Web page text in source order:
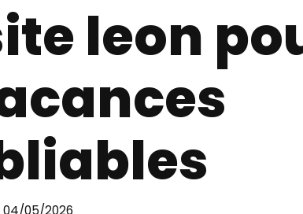
leon
04/05/2026